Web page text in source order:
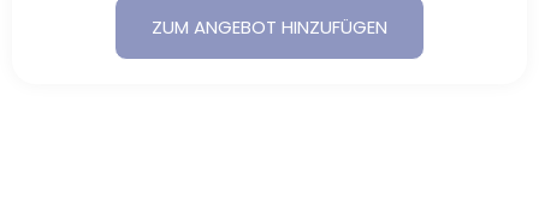
ZUM ANGEBOT HINZUFÜGEN